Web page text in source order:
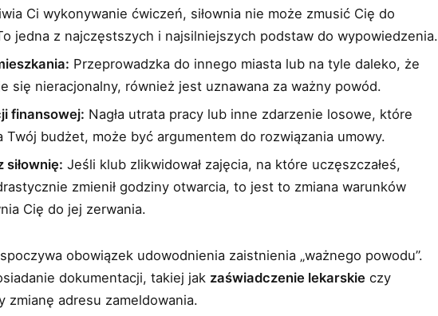
Ci wykonywanie ćwiczeń, siłownia nie może zmusić Cię do
jedna z najczęstszych i najsilniejszych podstaw do wypowiedzenia.
Przeprowadzka do innego miasta lub na tyle daleko, że
się nieracjonalny, również jest uznawana za ważny powód.
finansowej: Nagła utrata pracy lub inne zdarzenie losowe, które
Twój budżet, może być argumentem do rozwiązania umowy.
Jeśli klub zlikwidował zajęcia, na które uczęszczałeś,
zmienił godziny otwarcia, to jest to zmiana warunków
Cię do jej zerwania.
obowiązek udowodnienia zaistnienia „ważnego powodu”.
dokumentacji, takiej jak zaświadczenie lekarskie czy
zmianę adresu zameldowania.